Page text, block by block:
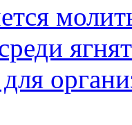
ягнят